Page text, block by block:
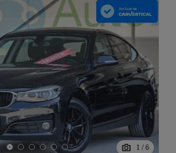
1 / 6